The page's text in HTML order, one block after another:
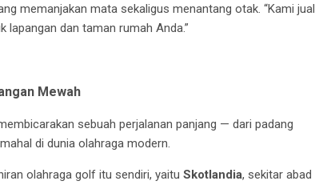
memanjakan mata sekaligus menantang otak. “Kami jual
dan taman rumah Anda.”
Mewah
sebuah perjalanan panjang — dari padang
di dunia olahraga modern.
olahraga golf itu sendiri, yaitu Skotlandia, sekitar abad